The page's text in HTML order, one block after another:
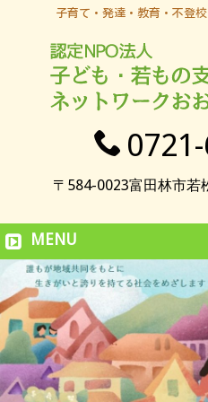
子育て・発達・教育・不登
〒584-0023富田林市若
MENU